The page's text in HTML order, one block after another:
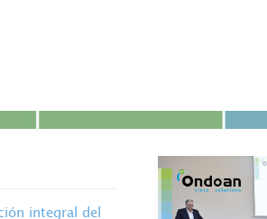
integral del